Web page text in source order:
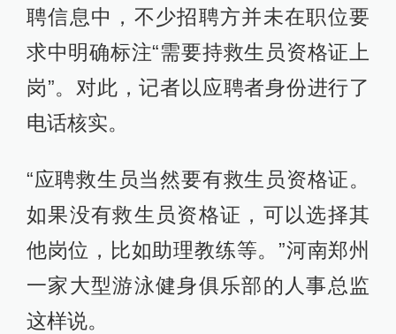
聘信息中，不少招聘方并未在职位要
求中明确标注“需要持救生员资格证上
岗”。对此，记者以应聘者身份进行了
电话核实。
“应聘救生员当然要有救生员资格证。
如果没有救生员资格证，可以选择其
他岗位，比如助理教练等。”河南郑州
一家大型游泳健身俱乐部的人事总监
这样说。